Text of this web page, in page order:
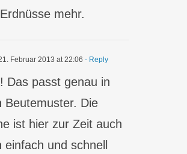
Erdnüsse mehr.
Februar 2013 at 22:06 - Reply
Das passt genau in
Beutemuster. Die
ist hier zur Zeit auch
einfach und schnell